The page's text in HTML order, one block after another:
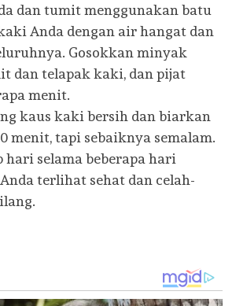
dan tumit menggunakan batu
Anda dengan air hangat dan
Gosokkan minyak
dan telapak kaki, dan pijat
menit.
kaus kaki bersih dan biarkan
menit, tapi sebaiknya semalam.
hari selama beberapa hari
terlihat sehat dan celah-